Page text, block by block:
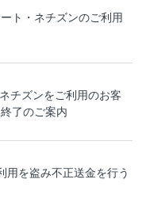
ート・ネチズンのご利用
ネチズンをご利用のお客
了のご案内
用を盗み不正送金を行う